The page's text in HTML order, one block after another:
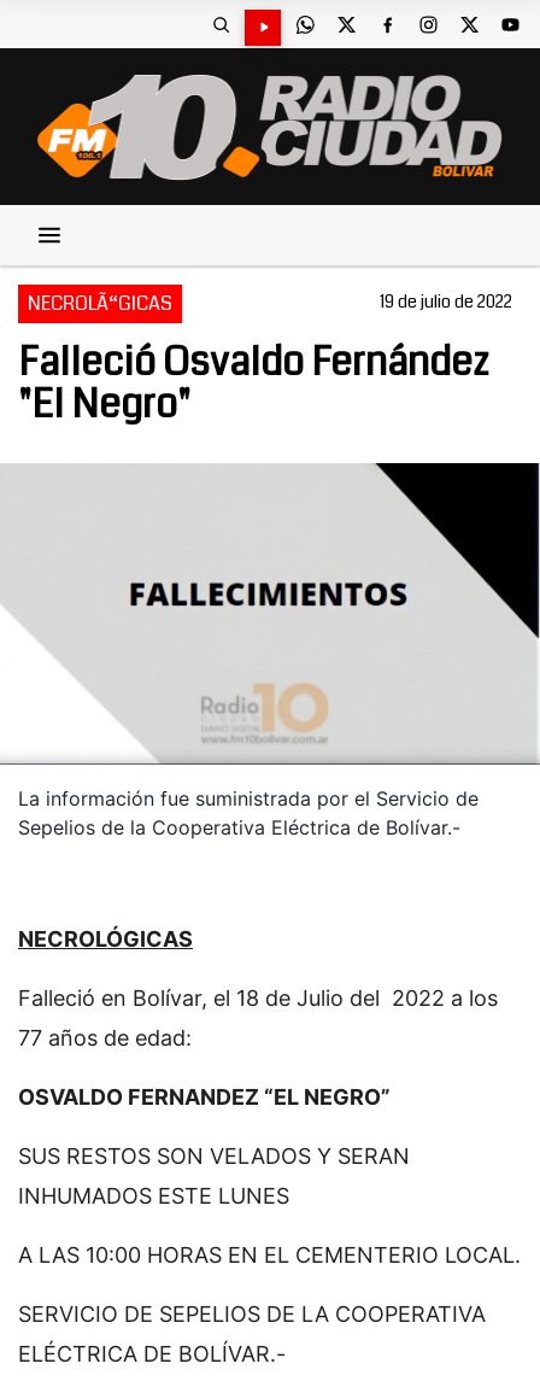
NECROLÃ“GICAS 19 de julio de 2022
Falleció Osvaldo Fernández
"El Negro"
La información fue suministrada por el Servicio de
Sepelios de la Cooperativa Eléctrica de Bolívar.-
NECROLÓGICAS
Falleció en Bolívar, el 18 de Julio del 2022 a los
77 años de edad:
OSVALDO FERNANDEZ “EL NEGRO”
SUS RESTOS SON VELADOS Y SERAN
INHUMADOS ESTE LUNES
A LAS 10:00 HORAS EN EL CEMENTERIO LOCAL.
SERVICIO DE SEPELIOS DE LA COOPERATIVA
ELÉCTRICA DE BOLÍVAR.-